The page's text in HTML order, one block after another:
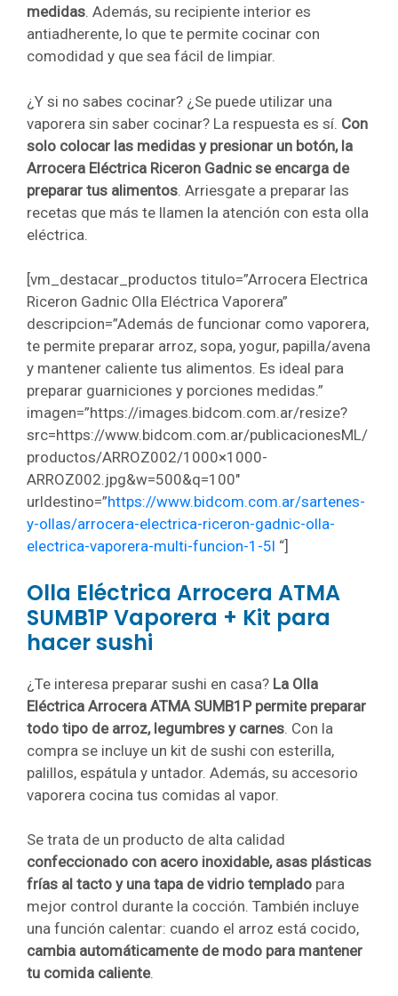
medidas. Además, su recipiente interior es
antiadherente, lo que te permite cocinar con
comodidad y que sea fácil de limpiar.
¿Y si no sabes cocinar? ¿Se puede utilizar una
vaporera sin saber cocinar? La respuesta es sí. Con
solo colocar las medidas y presionar un botón, la
Arrocera Eléctrica Riceron Gadnic se encarga de
preparar tus alimentos. Arriesgate a preparar las
recetas que más te llamen la atención con esta olla
eléctrica.
[vm_destacar_productos titulo=”Arrocera Electrica
Riceron Gadnic Olla Eléctrica Vaporera”
descripcion=”Además de funcionar como vaporera,
te permite preparar arroz, sopa, yogur, papilla/avena
y mantener caliente tus alimentos. Es ideal para
preparar guarniciones y porciones medidas.”
imagen=”https://images.bidcom.com.ar/resize?
src=https://www.bidcom.com.ar/publicacionesML/
productos/ARROZ002/1000×1000-
ARROZ002.jpg&w=500&q=100″
urldestino=”https://www.bidcom.com.ar/sartenes-
y-ollas/arrocera-electrica-riceron-gadnic-olla-
electrica-vaporera-multi-funcion-1-5l “]
Olla Eléctrica Arrocera ATMA
SUMB1P Vaporera + Kit para
hacer sushi
¿Te interesa preparar sushi en casa? La Olla
Eléctrica Arrocera ATMA SUMB1P permite preparar
todo tipo de arroz, legumbres y carnes. Con la
compra se incluye un kit de sushi con esterilla,
palillos, espátula y untador. Además, su accesorio
vaporera cocina tus comidas al vapor.
Se trata de un producto de alta calidad
confeccionado con acero inoxidable, asas plásticas
frías al tacto y una tapa de vidrio templado para
mejor control durante la cocción. También incluye
una función calentar: cuando el arroz está cocido,
cambia automáticamente de modo para mantener
tu comida caliente.